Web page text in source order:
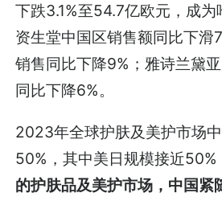
下跌3.1%至54.7亿欧元，成为
资生堂中国区销售额同比下滑
销售同比下降9%；雅诗兰黛
同比下降6%。
2023年全球护肤及美护市场
50%，其中美日规模接近50%
的护肤品及美护市场，中国紧